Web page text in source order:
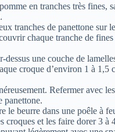
en tranches très fines,
tranches de panettone sur
chaque tranche de fines
dessus une couche de
croque d’environ 1 à 1,5
Refermer avec
panettone.
le beurre dans une poêle à
croques et les faire dorer 3 à